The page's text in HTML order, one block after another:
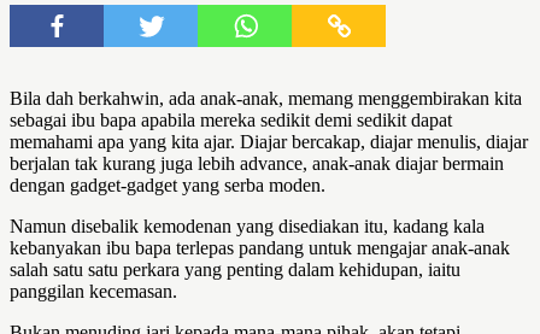
Bila dah berkahwin, ada anak-anak, memang menggembirakan kita
sebagai ibu bapa apabila mereka sedikit demi sedikit dapat
memahami apa yang kita ajar. Diajar bercakap, diajar menulis, diajar
berjalan tak kurang juga lebih advance, anak-anak diajar bermain
dengan gadget-gadget yang serba moden.
Namun disebalik kemodenan yang disediakan itu, kadang kala
kebanyakan ibu bapa terlepas pandang untuk mengajar anak-anak
salah satu satu perkara yang penting dalam kehidupan, iaitu
panggilan kecemasan.